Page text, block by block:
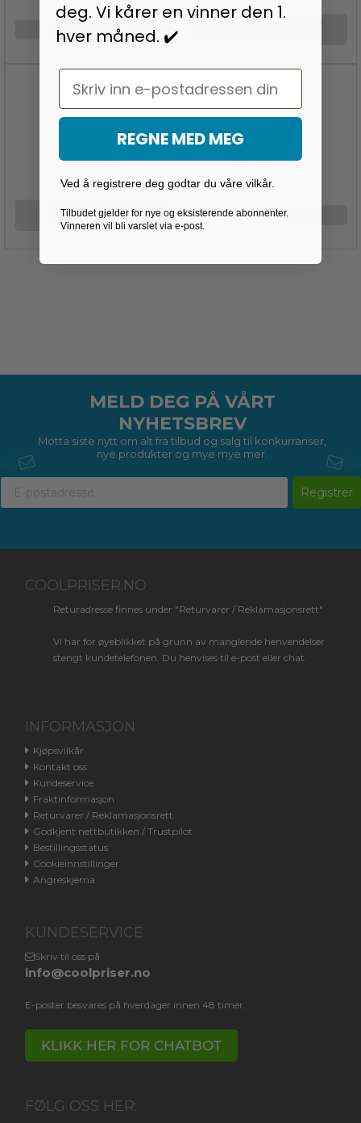
VOKSBØNNER
VÅTSERVIETTER FOR
VÅTSERVIETTER FOR
RENGJØRING
ANDET
MELD DEG PÅ VÅRT
NYHETSBREV
Motta siste nytt om alt fra tilbud og salg til konkurranser,
nye produkter og mye mye mer.
Registrer
COOLPRISER.NO
Returadresse finnes under "Returvarer / Reklamasjonsrett"
Vi har for øyeblikket på grunn av manglende henvendelser
stengt kundetelefonen. Du henvises til e-post eller chat.
INFORMASJON
Kjøpsvilkår
Kontakt oss
Kundeservice
Fraktinformasjon
Returvarer / Reklamasjonsrett
Godkjent nettbutikken / Trustpilot
Bestillingsstatus
Cookieinnstillinger
Angreskjema
KUNDESERVICE
Skriv til oss på
info@coolpriser.no
E-poster besvares på hverdager innen 48 timer.
KLIKK HER FOR CHATBOT
FØLG OSS HER:
deg. Vi kårer en vinner den 1.
hver måned. ✔️
Email
REGNE MED MEG
Ved å registrere deg godtar du våre vilkår.
Tilbudet gjelder for nye og eksisterende abonnenter.
Vinneren vil bli varslet via e-post.